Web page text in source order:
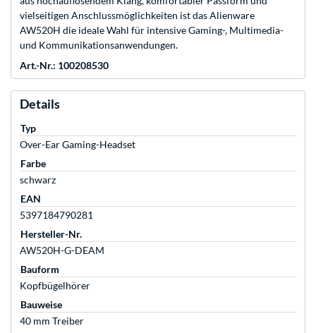
vielseitigen Anschlussmöglichkeiten ist das Alienware
AW520H die ideale Wahl für intensive Gaming-, Multimedia-
und Kommunikationsanwendungen.
Art.-Nr.: 100208530
Details
Typ
Over-Ear Gaming-Headset
Farbe
schwarz
EAN
5397184790281
Hersteller-Nr.
AW520H-G-DEAM
Bauform
Kopfbügelhörer
Bauweise
40 mm Treiber